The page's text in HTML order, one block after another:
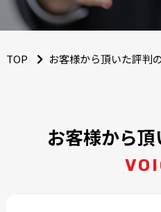
TOP お客様から頂いた評判
お客様から